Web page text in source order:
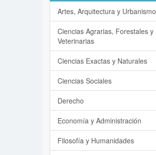
Artes, Arquitectura y Urbanismo
Ciencias Agrarias, Forestales y
Veterinarias
Ciencias Exactas y Naturales
Ciencias Sociales
Derecho
Economía y Administración
Filosofía y Humanidades